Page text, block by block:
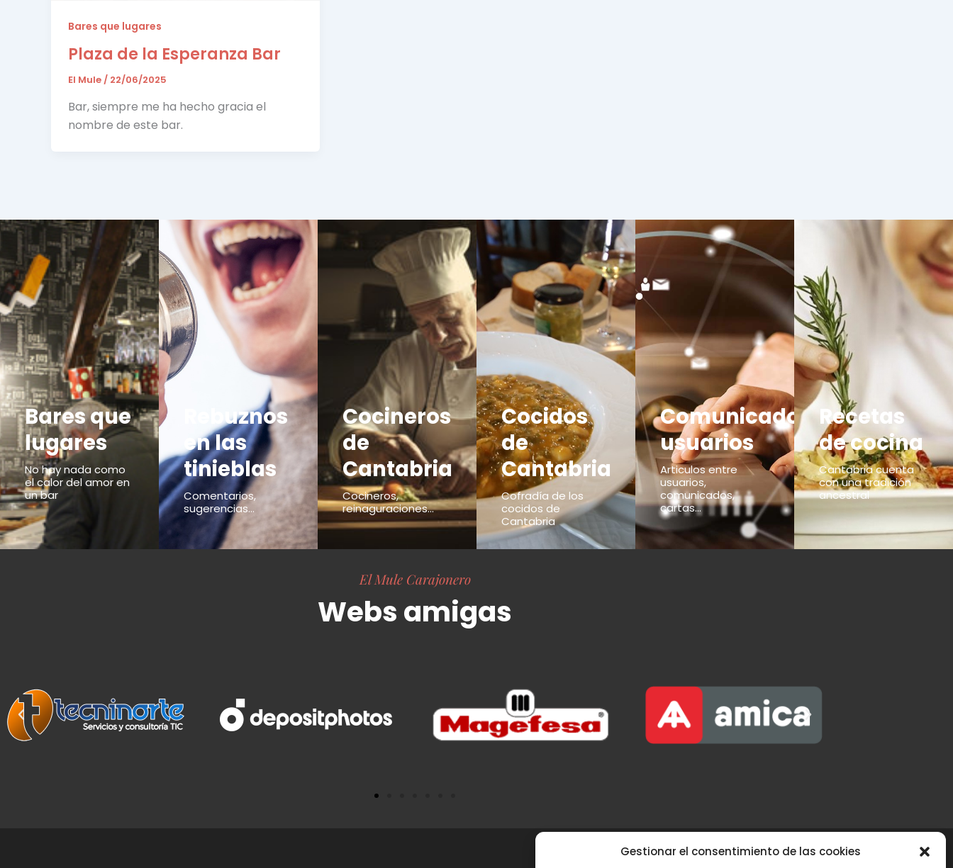
Gestionar el consentimiento de las cookies
Bares que lugares
Plaza de la Esperanza Bar
El Mule/ 22/06/2025
Bar, siempre me ha hecho gracia el
nombre de este bar.
Bares que
lugares
No hay nada como
el calor del amor en
un bar
Rebuznos
en las
tinieblas
Comentarios,
sugerencias...
Cocineros
de
Cantabria
Cocineros,
reinaguraciones...
Cocidos
de
Cantabria
Cofradía de los
cocidos de
Cantabria
Comunicados
usuarios
Articulos entre
usuarios,
comunicados,
cartas...
Recetas
de cocina
Cantabria cuenta
con una tradición
ancestral
El Mule Carajonero
Webs amigas